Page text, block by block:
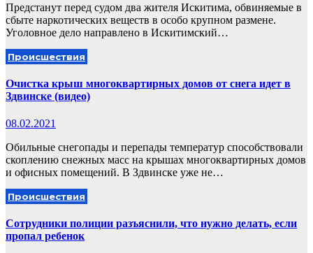
Предстанут перед судом два жителя Искитима, обвиняемые в
сбыте наркотических веществ в особо крупном размене.
Уголовное дело направлено в Искитимский…
Происшествия
Очистка крыш многоквартирных домов от снега идет в
Здвинске (видео)
08.02.2021
Обильные снегопады и перепады температур способствовали
скоплению снежных масс на крышах многоквартирных домов
и офисных помещений. В Здвинске уже не…
Происшествия
Сотрудники полиции разъяснили, что нужно делать, если
пропал ребенок